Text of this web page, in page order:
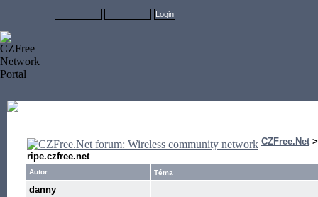
CZFree.Net
ripe.czfree.net
Autor Téma
danny